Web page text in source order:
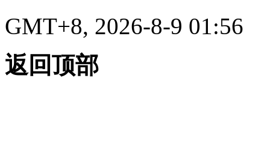
GMT+8, 2026-8-9 01:56
返回顶部